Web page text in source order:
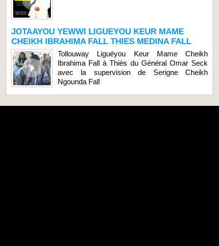
JOTAAYOU YEWWI LIGUEYOU KEUR MAME
CHEIKH IBRAHIMA FALL THIES MEDINA FALL
Tollouway Liguéyou Keur Mame Cheikh
Ibrahima Fall à Thiés du Général Omar Seck
avec la supervision de Serigne Cheikh
Ngounda Fall